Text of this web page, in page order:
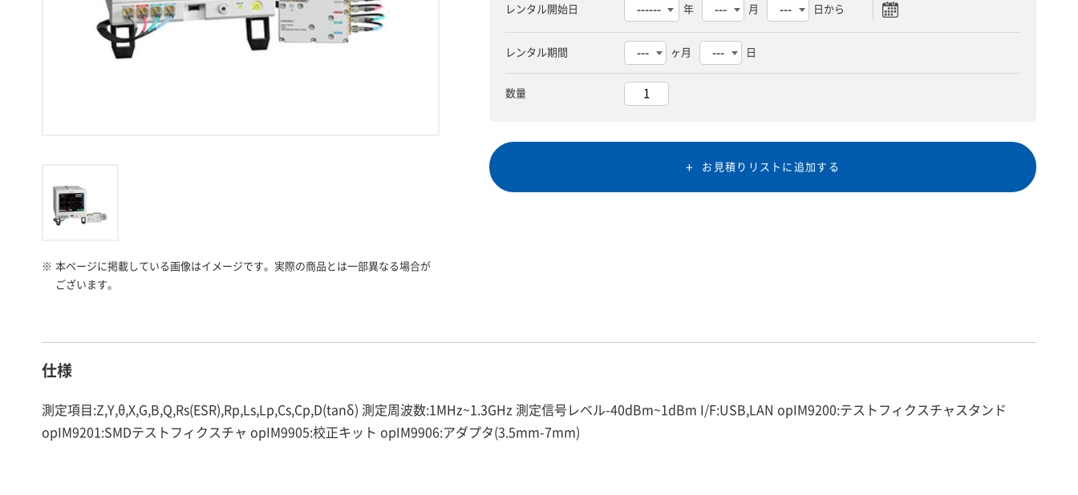
※ 本ページに掲載している画像はイメージです。実際の商品とは一部異なる場合が
ございます。
レンタル開始日 年 月 日から
レンタル期間 ヶ月 日
数量
お見積りリストに追加する
仕様
測定項目:Z,Y,θ,X,G,B,Q,Rs(ESR),Rp,Ls,Lp,Cs,Cp,D(tanδ) 測定周波数:1MHz~1.3GHz 測定信号レベル-40dBm~1dBm I/F:USB,LAN opIM9200:テストフィクスチャスタンド
opIM9201:SMDテストフィクスチャ opIM9905:校正キット opIM9906:アダプタ(3.5mm-7mm)